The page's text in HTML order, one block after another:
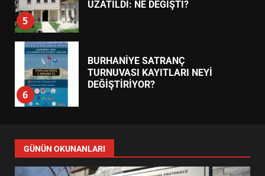
5
UZATILDI: NE DEĞİŞTİ?
6
BURHANİYE SATRANÇ
TURNUVASI KAYITLARI NEYİ
DEĞİŞTİRİYOR?
7
YENİ YÖNETİM NASIL
ŞEKİLLENDİ?
GÜNÜN OKUNANLARI